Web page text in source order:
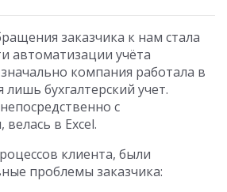
заказчика к нам стала
автоматизации учёта
компания работала в
лишь бухгалтерский учет.
с
в Excel.
клиента, были
проблемы заказчика: